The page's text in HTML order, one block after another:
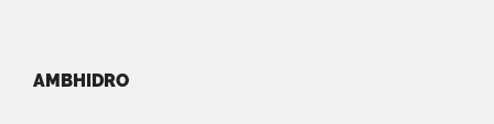
AMBHIDRO